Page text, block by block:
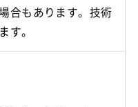
合もあります。技術
す。